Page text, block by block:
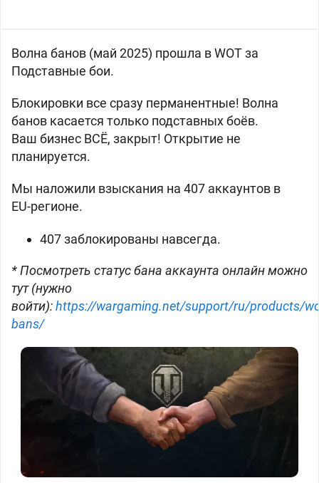
Волна банов (май 2025) прошла в WOT за
Подставные бои.
Блокировки все сразу перманентные! Волна
банов касается только подставных боёв.
Ваш бизнес ВСЁ, закрыт! Открытие не
планируется.
Мы наложили взыскания на 407 аккаунтов в
EU‑регионе.
407 заблокированы навсегда.
* Посмотреть статус бана аккаунта онлайн можно
тут (нужно
войти):https://wargaming.net/support/ru/products/
bans/